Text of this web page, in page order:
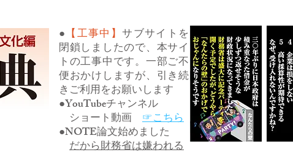
● 【工事中】サブサイトを
閉鎖しましたので、本サイ
トの工事中です。一部ご不
便おかけしますが、引き続
きご利用をお願いします
●YouTubeチャンネル
ショート動画 ☞こちら
●NOTE論文始めました
だから財務省は嫌われる